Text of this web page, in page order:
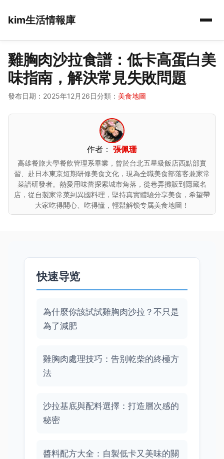
kim生活情報庫
雞胸肉沙拉食譜：低卡高蛋白美
味指南，解決常見失敗問題
發布日期：2025年12月26日分類： 美食地圖
作者： 張佩珊
高雄餐旅大學餐飲管理系畢業，曾於台北五星級飯店西點部實
習、赴日本東京短期研修美食文化，現為全職美食部落客兼家常
菜譜研發者。熱愛用味蕾探索城市角落，從巷弄攤販到隱藏名
店，從自製家常菜到異國料理，堅持真實體驗分享美食，希望帶
大家吃得開心、吃得懂，輕鬆解锁专属美食地圖！
快速导览
為什麼你該試試雞胸肉沙拉？不只是
為了減肥
雞胸肉處理技巧：告别乾柴的終極方
法
沙拉基底與配料選擇：打造層次感的
秘密
醬料配方大全：自製低卡又美味的關